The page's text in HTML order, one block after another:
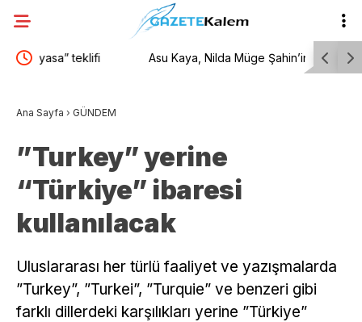
Asu Kaya, Nilda Müge Şahin’in öldürülmesini
Ana Sayfa › GÜNDEM
”Turkey” yerine
“Türkiye” ibaresi
kullanılacak
Uluslararası her türlü faaliyet ve yazışmalarda
”Turkey”, ”Turkei”, ”Turquie” ve benzeri gibi
farklı dillerdeki karşılıkları yerine ”Türkiye”